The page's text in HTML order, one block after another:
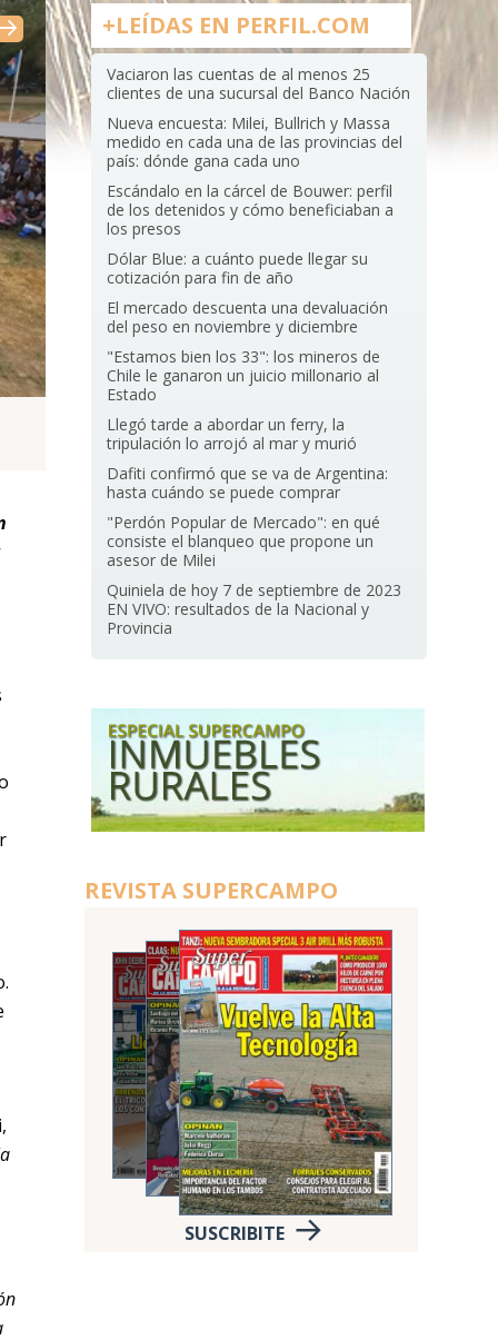
+LEÍDAS EN PERFIL.COM
Vaciaron las cuentas de al menos 25
clientes de una sucursal del Banco Nación
Nueva encuesta: Milei, Bullrich y Massa
medido en cada una de las provincias del
país: dónde gana cada uno
Escándalo en la cárcel de Bouwer: perfil
de los detenidos y cómo beneficiaban a
los presos
Dólar Blue: a cuánto puede llegar su
cotización para fin de año
El mercado descuenta una devaluación
del peso en noviembre y diciembre
"Estamos bien los 33": los mineros de
Chile le ganaron un juicio millonario al
Estado
Llegó tarde a abordar un ferry, la
tripulación lo arrojó al mar y murió
Dafiti confirmó que se va de Argentina:
hasta cuándo se puede comprar
"Perdón Popular de Mercado": en qué
consiste el blanqueo que propone un
asesor de Milei
Quiniela de hoy 7 de septiembre de 2023
EN VIVO: resultados de la Nacional y
Provincia
REVISTA SUPERCAMPO
SUSCRIBITE